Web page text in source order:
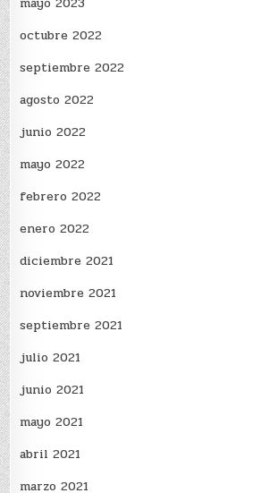
octubre 2022
septiembre 2022
agosto 2022
junio 2022
mayo 2022
febrero 2022
enero 2022
diciembre 2021
noviembre 2021
septiembre 2021
julio 2021
junio 2021
mayo 2021
abril 2021
marzo 2021